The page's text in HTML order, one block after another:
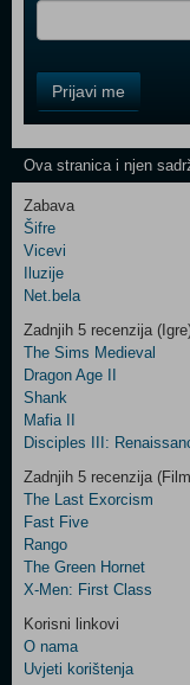
Field
One
Control
Two
Newsletter
Control
Field
Three
Prijavi me
Ova stranica i njen
Zabava
Šifre
Vicevi
Iluzije
Net.bela
Zadnjih 5 recenzija
The Sims Medieval
Dragon Age II
Shank
Mafia II
Disciples III:
Zadnjih 5 recenzija
The Last Exorcism
Fast Five
Rango
The Green Hornet
X-Men: First Class
Korisni linkovi
O nama
Uvjeti korištenja